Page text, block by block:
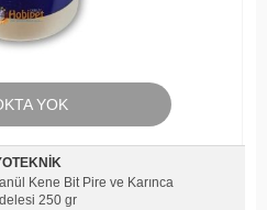
YOK
Kene Bit Pire ve Karınca
250 gr